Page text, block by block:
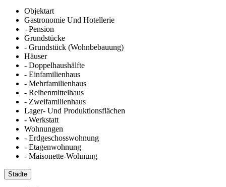
Objektart
Gastronomie Und Hotellerie
- Pension
Grundstücke
- Grundstück (Wohnbebauung)
Häuser
- Doppelhaushälfte
- Einfamilienhaus
- Mehrfamilienhaus
- Reihenmittelhaus
- Zweifamilienhaus
Lager- Und Produktionsflächen
- Werkstatt
Wohnungen
- Erdgeschosswohnung
- Etagenwohnung
- Maisonette-Wohnung
Städte